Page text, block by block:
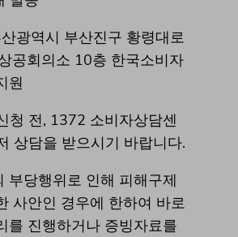
광역시 부산진구 황령대로
공회의소 10층 한국소비자
원
청 전, 1372 소비자상담센
상담을 받으시기 바랍니다.
부당행위로 인해 피해구제
사안인 경우에 한하여 바로
를 진행하거나 증빙자료를